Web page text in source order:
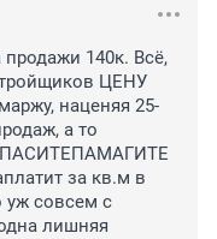
140к. Всё,
ЦЕНУ
наценяя 25-
а то
за кв.м в
уж совсем с
лишняя